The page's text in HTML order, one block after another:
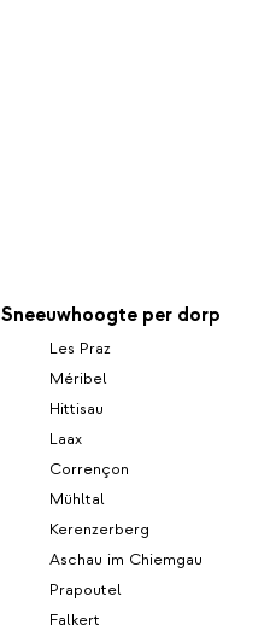
Sneeuwhoogte per dorp
Les Praz
Méribel
Hittisau
Laax
Corrençon
Mühltal
Kerenzerberg
Aschau im Chiemgau
Prapoutel
Falkert